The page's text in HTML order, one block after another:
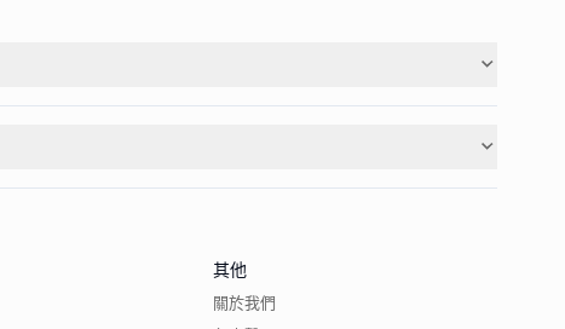
其他
關於我們